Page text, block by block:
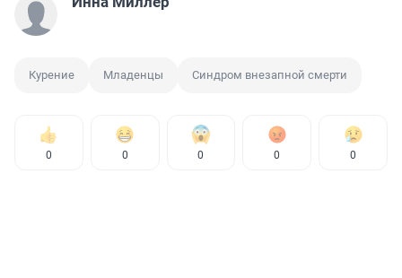
Курение Младенцы Синдром внезапной смерти
0 0 0 0 0